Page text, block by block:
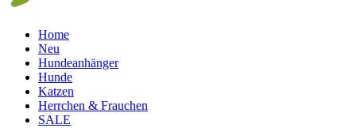
Home
Neu
Hundeanhänger
Hunde
Katzen
Herrchen & Frauchen
SALE